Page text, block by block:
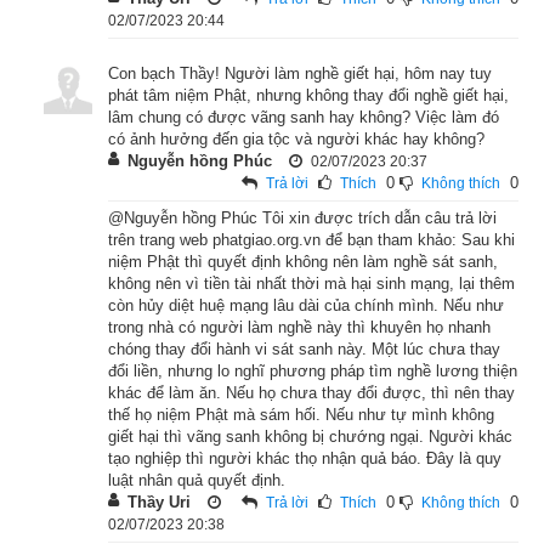
Nói lời ấy giữa thinh không rồi, Đế-thích liền đến nơi Phật ngự,
cung kính lễ bái, thưa thỉnh Phật rằng: “Bạch Thế Tôn! Xin
ngài nhận cho con được cung phụng, cúng dường Phật và
chư tăng đến trọn đời.” Phật chẳng nhận lời.
Đế-thích lại bạch rằng: “Nếu ngài chẳng nhận cho con trọn đời
cung phụng cúng dường, xin nhận cho được 5 năm cúng
dường.” Phật cũng chẳng nhận lời.
Đế-thích lại bạch rằng: “Nếu ngài chẳng nhận cho con cung
phụng cúng dường trong 5 năm, xin nhận cho được 5 tháng
cúng dường.” Phật cũng chẳng nhận lời.
Thiên Đế-thích lại bạch rằng: “Nếu ngài chẳng nhận cho con
cung phụng cúng dường trong 5 tháng, xin nhận cho được 5
ngày cúng dường.” Phật liền nhận lời.
02/07/2023 20:44
Con bạch Thầy! Người làm nghề giết hại, hôm nay tuy
phát tâm niệm Phật, nhưng không thay đổi nghề giết hại,
lâm chung có được vãng sanh hay không? Việc làm đó
có ảnh hưởng đến gia tộc và người khác hay không?
Nguyễn hồng Phúc
Trả lời Thích 0 Không thích 0
02/07/2023 20:37
@Nguyễn hồng Phúc Tôi xin được trích dẫn câu trả lời
trên trang web phatgiao.org.vn để bạn tham khảo: Sau khi
niệm Phật thì quyết định không nên làm nghề sát sanh,
không nên vì tiền tài nhất thời mà hại sinh mạng, lại thêm
còn hủy diệt huệ mạng lâu dài của chính mình. Nếu như
trong nhà có người làm nghề này thì khuyên họ nhanh
chóng thay đổi hành vi sát sanh này. Một lúc chưa thay
đổi liền, nhưng lo nghĩ phương pháp tìm nghề lương thiện
khác để làm ăn. Nếu họ chưa thay đổi được, thì nên thay
thế họ niệm Phật mà sám hối. Nếu như tự mình không
giết hại thì vãng sanh không bị chướng ngại. Người khác
tạo nghiệp thì người khác thọ nhận quả báo. Đây là quy
luật nhân quả quyết định.
Thầy Uri
Trả lời Thích 0 Không thích 0
02/07/2023 20:38